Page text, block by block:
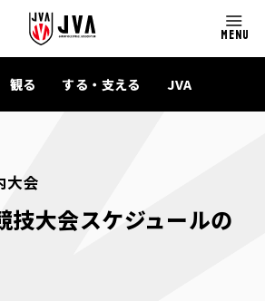
MENU
観る する・支える JVA
大会
技大会スケジュールの